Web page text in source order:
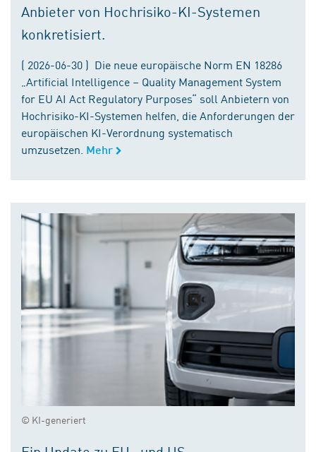
Anbieter von Hochrisiko-KI-Systemen
konkretisiert.
( 2026-06-30 ) Die neue europäische Norm EN 18286
„Artificial Intelligence – Quality Management System
for EU AI Act Regulatory Purposes“ soll Anbietern von
Hochrisiko-KI-Systemen helfen, die Anforderungen der
europäischen KI-Verordnung systematisch
umzusetzen. Mehr
© KI-generiert